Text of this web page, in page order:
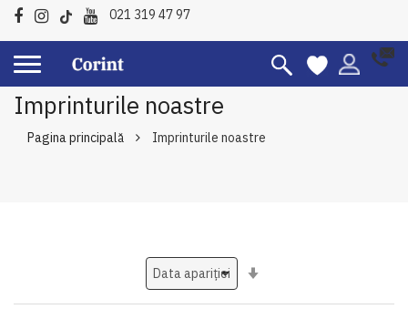
021 319 47 97
Imprinturile noastre
Pagina principală Imprinturile noastre